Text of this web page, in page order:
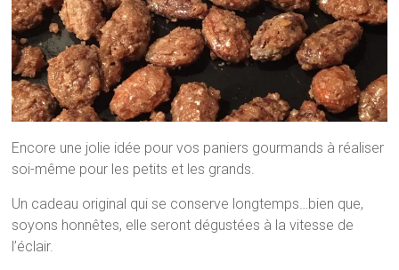
Encore une jolie idée pour vos paniers gourmands à réaliser
soi-même pour les petits et les grands.
Un cadeau original qui se conserve longtemps…bien que,
soyons honnêtes, elle seront dégustées à la vitesse de
l’éclair.